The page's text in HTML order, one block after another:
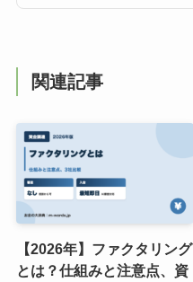
関連記事
【2026年】ファクタリング
とは？仕組みと注意点、資